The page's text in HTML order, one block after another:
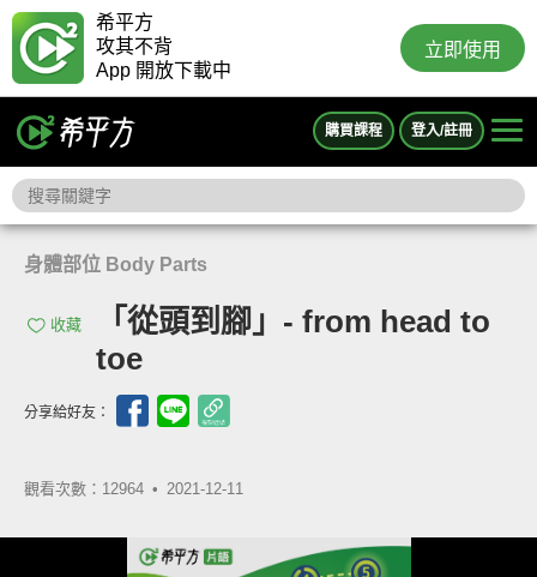
希平方
攻其不背
App 開放下載中
立即使用
購買課程 登入/註冊
身體部位 Body Parts
收藏
「從頭到腳」- from head to
toe
分享給好友：
觀看次數：12964 • 2021-12-11